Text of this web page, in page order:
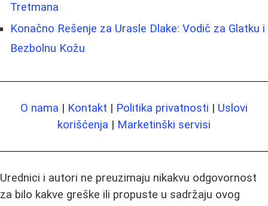
Tretmana
Konačno Rešenje za Urasle Dlake: Vodič za Glatku i
Bezbolnu Kožu
O nama | Kontakt | Politika privatnosti | Uslovi
korišćenja | Marketinški servisi
Urednici i autori ne preuzimaju nikakvu odgovornost
za bilo kakve greške ili propuste u sadržaju ovog